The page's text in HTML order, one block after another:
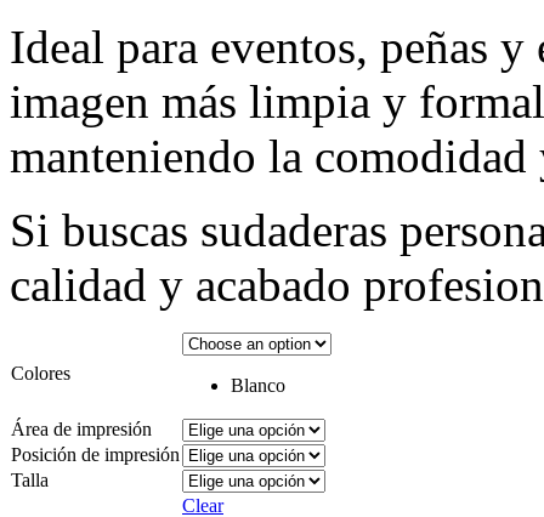
Ideal para eventos, peñas
imagen más limpia y
manteniendo la
Si buscas sudaderas
calidad y acabado
Colores
Blanco
Área de impresión
Posición de impresión
Talla
Clear